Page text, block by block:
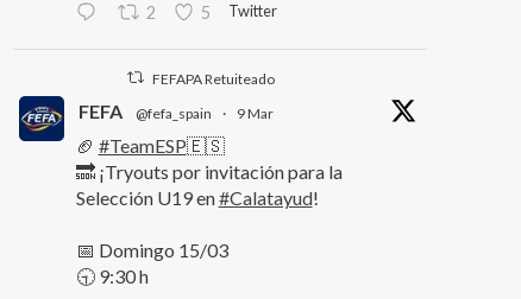
2 5 Twitter
FEFAPA Retuiteado
FEFA @fefa_spain · 9 Mar
🏈 #TeamESP🇪🇸
🔜 ¡Tryouts por invitación para la
Selección U19 en#Calatayud!
📅 Domingo 15/03
🕤 9:30 h